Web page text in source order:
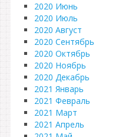
2020 Июнь
2020 Июль
2020 Август
2020 Сентябрь
2020 Октябрь
2020 Ноябрь
2020 Декабрь
2021 Январь
2021 Февраль
2021 Март
2021 Апрель